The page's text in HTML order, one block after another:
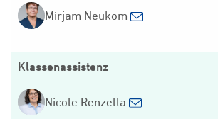
Mirjam Neukom
Klassenassistenz
Nicole Renzella